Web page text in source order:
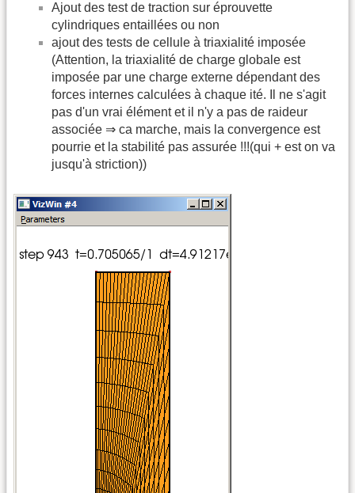
Ajout des test de traction sur éprouvette
cylindriques entaillées ou non
ajout des tests de cellule à triaxialité imposée
(Attention, la triaxialité de charge globale est
imposée par une charge externe dépendant des
forces internes calculées à chaque ité. Il ne s'agit
pas d'un vrai élément et il n'y a pas de raideur
associée ⇒ ca marche, mais la convergence est
pourrie et la stabilité pas assurée !!!(qui + est on va
jusqu'à striction))